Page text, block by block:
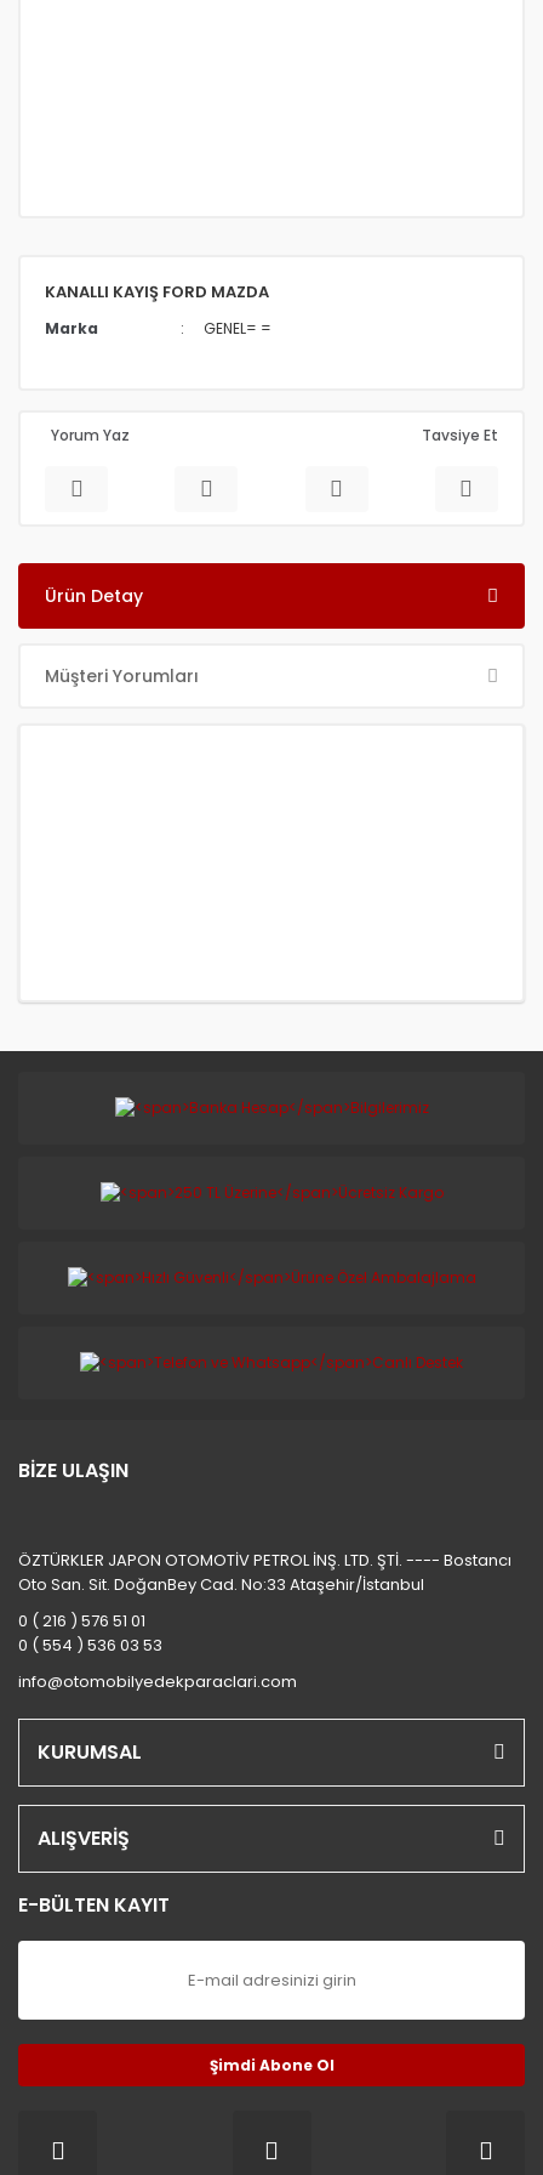
KANALLI KAYIŞ FORD MAZDA
Marka GENEL= =
Yorum Yaz Tavsiye Et
Ürün Detay
Müşteri Yorumları
BİZE ULAŞIN
ÖZTÜRKLER JAPON OTOMOTİV PETROL İNŞ. LTD. ŞTİ. ---- Bostancı
Oto San. Sit. DoğanBey Cad. No:33 Ataşehir/İstanbul
0 ( 216 ) 576 51 01
0 ( 554 ) 536 03 53
info@otomobilyedekparaclari.com
KURUMSAL
ALIŞVERİŞ
E-BÜLTEN KAYIT
Şimdi Abone Ol